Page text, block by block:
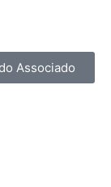
Associado